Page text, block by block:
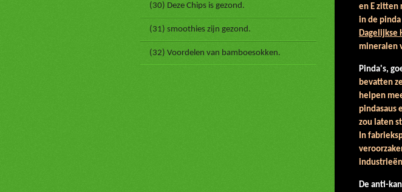
en E zitten
in de
Dagelijkse
mineralen
Pinda's,
bevatten
helpen
pindasaus
zou laten
In
De anti-
(30) Deze Chips is gezond.
(31) smoothies zijn gezond.
(32) Voordelen van bamboesokken.